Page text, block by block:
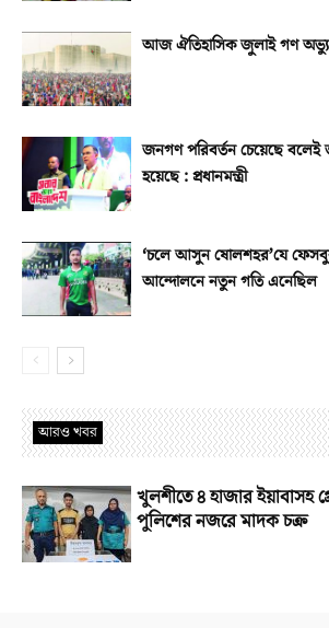
আজ ঐতিহাসিক জুলাই গণ
জনগণ পরিবর্তন চেয়েছে
হয়েছে : প্রধানমন্ত্রী
‘চলে আসুন ষোলশহর’যে ফেসবুক
আন্দোলনে নতুন গতি এনেছিল
আরও খবর
খুলশীতে ৪ হাজার ইয়াবাসহ
পুলিশের নজরে মাদক চক্র